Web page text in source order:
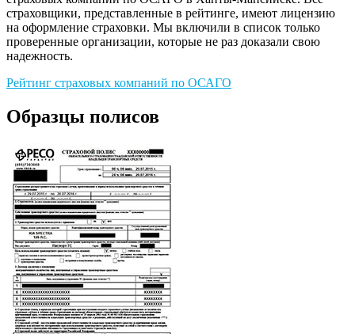
страховщики, представленные в рейтинге, имеют лицензию
на оформление страховки. Мы включили в список только
проверенные организации, которые не раз доказали свою
надежность.
Рейтинг страховых компаний по ОСАГО
Образцы полисов